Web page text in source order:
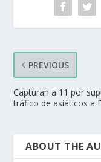
PREVIOUS
Capturan a 11 por
tráfico de asiáticos a
ABOUT THE